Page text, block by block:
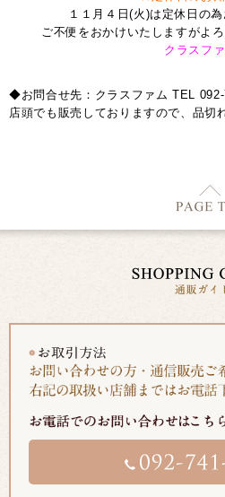
１１月４日(火)は定休日の為
ご不便をおかけいたしますがよ
クラスフ
◆お問合せ先：クラスファム TEL
店頭でも販売しておりますので、品切